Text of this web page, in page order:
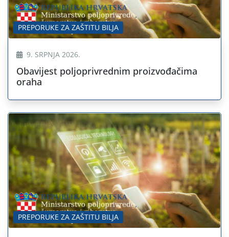
PREPORUKE ZA ZAŠTITU BILJA
9. SRPNJA 2026.
Obavijest poljoprivrednim proizvođačima
oraha
PREPORUKE ZA ZAŠTITU BILJA